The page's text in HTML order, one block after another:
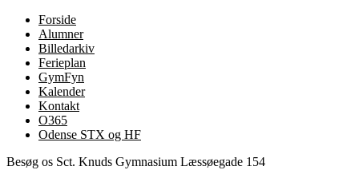
Forside
Alumner
Billedarkiv
Ferieplan
GymFyn
Kalender
Kontakt
O365
Odense STX og HF
Besøg os Sct. Knuds Gymnasium Læssøegade 154